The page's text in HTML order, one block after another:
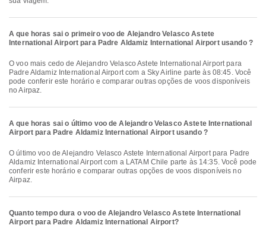
A que horas sai o primeiro voo de Alejandro Velasco Astete
International Airport para Padre Aldamiz International Airport usando ?
O voo mais cedo de Alejandro Velasco Astete International Airport para
Padre Aldamiz International Airport com a Sky Airline parte às 08:45. Você
pode conferir este horário e comparar outras opções de voos disponíveis
no Airpaz.
A que horas sai o último voo de Alejandro Velasco Astete International
Airport para Padre Aldamiz International Airport usando ?
O último voo de Alejandro Velasco Astete International Airport para Padre
Aldamiz International Airport com a LATAM Chile parte às 14:35. Você pode
conferir este horário e comparar outras opções de voos disponíveis no
Airpaz.
Quanto tempo dura o voo de Alejandro Velasco Astete International
Airport para Padre Aldamiz International Airport?